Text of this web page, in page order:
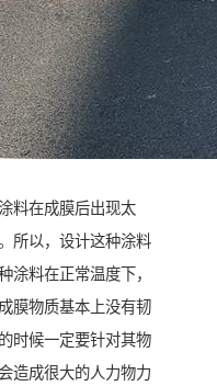
料在成膜后出现太
所以，设计这种涂料
涂料在正常温度下，
膜物质基本上没有韧
时候一定要针对其物
造成很大的人力物力